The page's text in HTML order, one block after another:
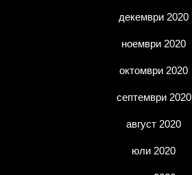
декември 2020
ноември 2020
октомври 2020
септември 2020
август 2020
юли 2020